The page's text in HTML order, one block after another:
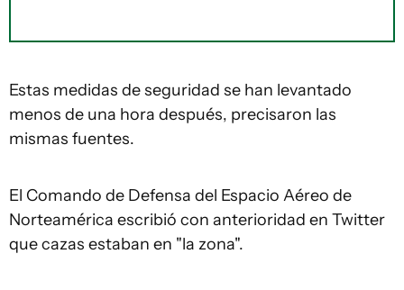
Estas medidas de seguridad se han levantado
menos de una hora después, precisaron las
mismas fuentes.
El Comando de Defensa del Espacio Aéreo de
Norteamérica escribió con anterioridad en Twitter
que cazas estaban en "la zona".